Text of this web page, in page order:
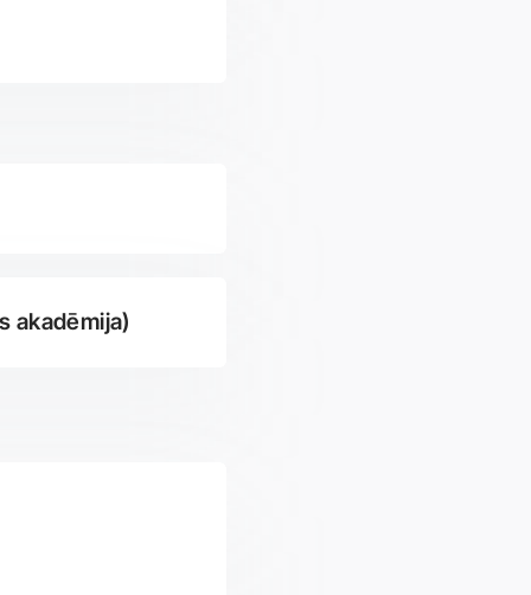
akadēmija)